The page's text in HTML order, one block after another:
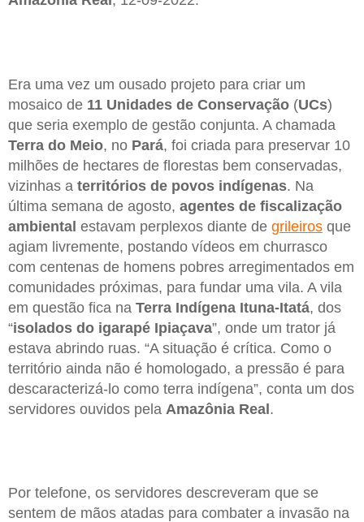
Era uma vez um ousado projeto para criar um
mosaico de 11 Unidades de Conservação (UCs)
que seria exemplo de gestão conjunta. A chamada
Terra do Meio, no Pará, foi criada para preservar 10
milhões de hectares de florestas bem conservadas,
vizinhas a territórios de povos indígenas. Na
última semana de agosto, agentes de fiscalização
ambiental estavam perplexos diante de grileiros que
agiam livremente, postando vídeos em churrasco
com centenas de homens pobres arregimentados em
comunidades próximas, para fundar uma vila. A vila
em questão fica na Terra Indígena Ituna-Itatá, dos
“isolados do igarapé Ipiaçava”, onde um trator já
estava abrindo ruas. “A situação é crítica. Como o
território ainda não é homologado, a pressão é para
descaracterizá-lo como terra indígena”, conta um dos
servidores ouvidos pela Amazônia Real.
Por telefone, os servidores descreveram que se
sentem de mãos atadas para combater a invasão na